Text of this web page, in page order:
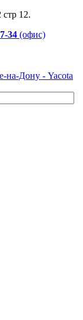
12.
34 (офис)